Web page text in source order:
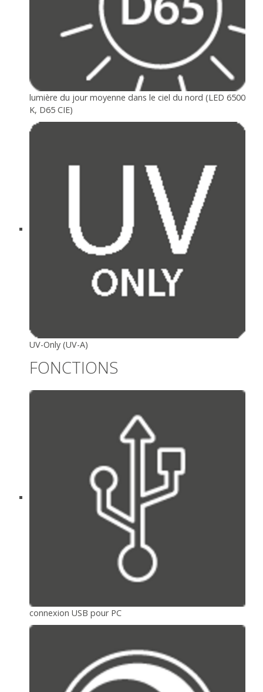
lumière du jour moyenne dans le ciel du nord (LED 6500
K, D65 CIE)
UV-Only (UV-A)
FONCTIONS
connexion USB pour PC